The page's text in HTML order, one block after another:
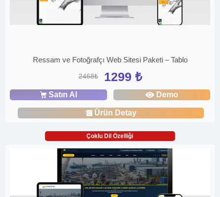
Ressam ve Fotoğrafçı Web Sitesi Paketi – Tablo
2468₺ 1299 ₺
Satın Al Demo
Ürün Detay
Çoklu Dil Özelliği